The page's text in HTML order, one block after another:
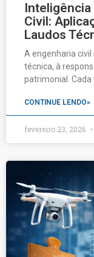
Civil:
Laudos
A engenharia
técnica, à
patrimonial. Cada
CONTINUE LENDO»
fevereiro 23, 2026